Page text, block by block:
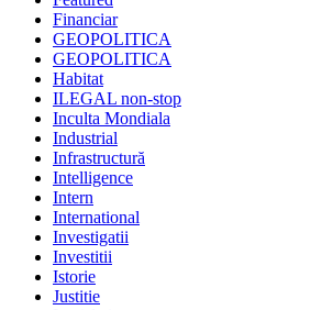
Financiar
GEOPOLITICA
GEOPOLITICA
Habitat
ILEGAL non-stop
Inculta Mondiala
Industrial
Infrastructură
Intelligence
Intern
International
Investigatii
Investitii
Istorie
Justitie